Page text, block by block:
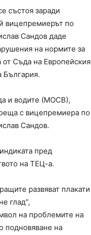
състоя заради
вицепремиерът по
Сандов даде
на нормите за
Съда на Европейския
България.
и водите (МОСВ),
с вицепремиера по
Сандов.
пред
на ТЕЦ-а.
развяват плакати
глад“,
на проблемите на
подновяване на